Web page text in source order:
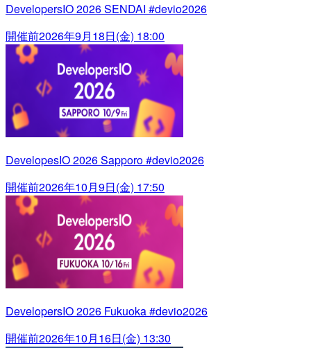
DevelopersIO 2026 SENDAI #devio2026
開催前2026年9月18日(金) 18:00
DevelopesIO 2026 Sapporo #devio2026
開催前2026年10月9日(金) 17:50
DevelopersIO 2026 Fukuoka #devio2026
開催前2026年10月16日(金) 13:30